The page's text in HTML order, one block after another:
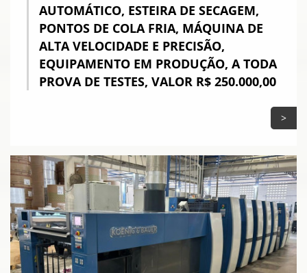
AUTOMÁTICO, ESTEIRA DE SECAGEM,
PONTOS DE COLA FRIA, MÁQUINA DE
ALTA VELOCIDADE E PRECISÃO,
EQUIPAMENTO EM PRODUÇÃO, A TODA
PROVA DE TESTES, VALOR R$ 250.000,00
>